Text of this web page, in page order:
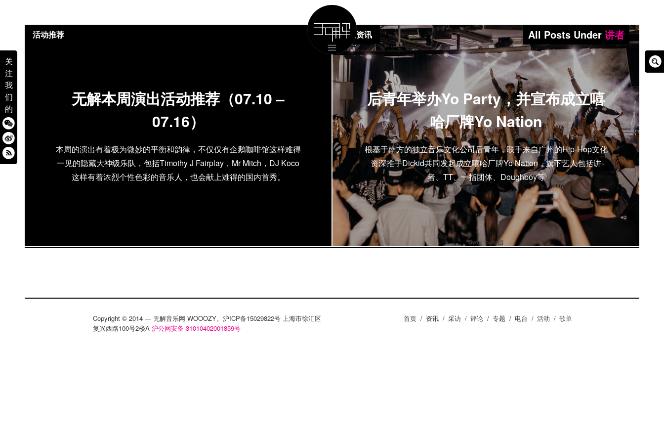
关
注
我
们
的
All Posts Under 讲者
无解本周演出活动推荐（07.10 –
07.16）
本周的演出有着极为微妙的平衡和韵律，不仅仅有企鹅咖啡馆这样难得
一见的隐藏大神级乐队，包括Timothy J Fairplay，Mr Mitch，DJ Koco
这样有着浓烈个性色彩的音乐人，也会献上难得的国内首秀。
活动推荐
后青年举办Yo Party，并宣布成立嘻
哈厂牌Yo Nation
根基于南方的独立音乐文化公司后青年，联手来自广州的Hip-Hop文化
资深推手Dickid共同发起成立嘻哈厂牌Yo Nation，旗下艺人包括讲
者、TT、一指团体、Doughboy等
国内资讯
Copyright © 2014 — 无解音乐网 WOOOZY。沪ICP备15029822号 上海市徐汇区
复兴西路100号2楼A 沪公网安备 31010402001859号
首页 / 资讯 / 采访 / 评论 / 专题 / 电台 / 活动 / 歌单